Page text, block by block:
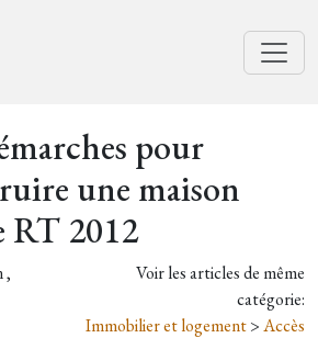
pour
une maison
RT 2012
,
Voir les articles de même
catégorie:
Immobilier et logement>Accès